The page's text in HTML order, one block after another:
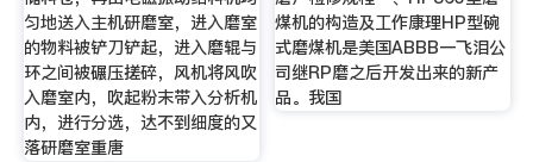
匀地送入主机研磨室，进入磨室
的物料被铲刀铲起，进入磨辊与
环之间被碾压搓碎，风机将风吹
入磨室内，吹起粉末带入分析机
内，进行分选，达不到细度的又
落研磨室重唐
煤机的构造及工作康理HP型碗
式磨煤机是美国ABBB一飞泪公
司继RP磨之后开发出来的新产
品。我国